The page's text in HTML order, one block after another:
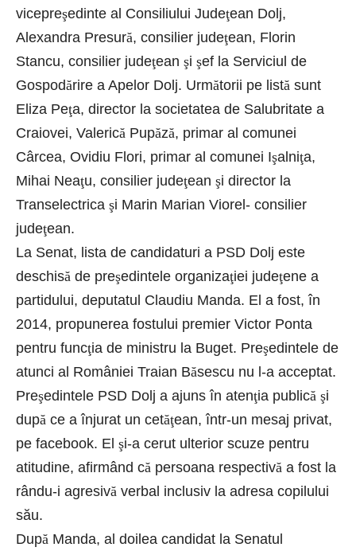
vicepreşedinte al Consiliului Judeţean Dolj,
Alexandra Presură, consilier judeţean, Florin
Stancu, consilier judeţean şi şef la Serviciul de
Gospodărire a Apelor Dolj. Următorii pe listă sunt
Eliza Peţa, director la societatea de Salubritate a
Craiovei, Valerică Pupăză, primar al comunei
Cârcea, Ovidiu Flori, primar al comunei Işalniţa,
Mihai Neaţu, consilier judeţean şi director la
Transelectrica şi Marin Marian Viorel- consilier
judeţean.
La Senat, lista de candidaturi a PSD Dolj este
deschisă de preşedintele organizaţiei judeţene a
partidului, deputatul Claudiu Manda. El a fost, în
2014, propunerea fostului premier Victor Ponta
pentru funcţia de ministru la Buget. Preşedintele de
atunci al României Traian Băsescu nu l-a acceptat.
Preşedintele PSD Dolj a ajuns în atenţia publică şi
după ce a înjurat un cetăţean, într-un mesaj privat,
pe facebook. El şi-a cerut ulterior scuze pentru
atitudine, afirmând că persoana respectivă a fost la
rându-i agresivă verbal inclusiv la adresa copilului
său.
După Manda, al doilea candidat la Senatul